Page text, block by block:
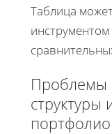
Таблица
Проблемы
структуры
портфолио